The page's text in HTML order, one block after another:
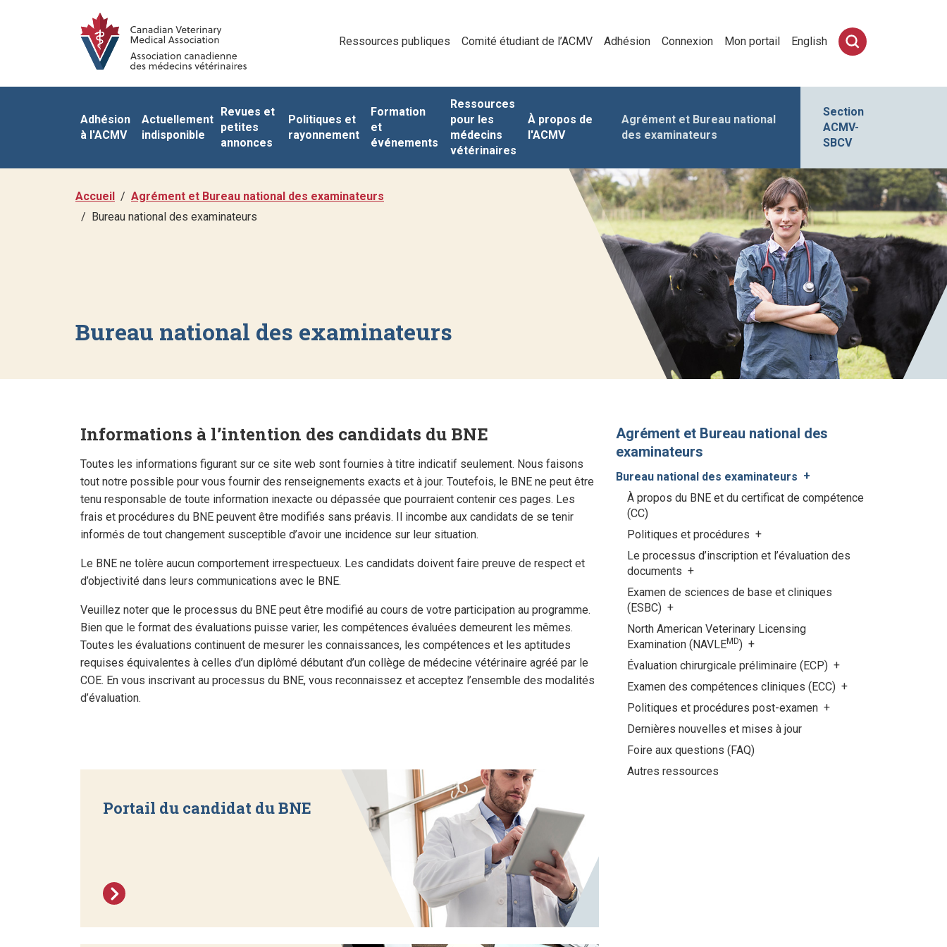
Ressources publiques Comité étudiant de l’ACMV Adhésion Connexion Mon portail English
Adhésion
à l'ACMV
Actuellement
indisponible
Revues et
petites
annonces
Politiques et
rayonnement
Formation
et
événements
Ressources
pour les
médecins
vétérinaires
À propos de
l'ACMV
Agrément et Bureau national
des examinateurs
Section
ACMV-
SBCV
Accueil
Agrément et Bureau national des examinateurs
Bureau national des examinateurs
Bureau national des examinateurs
Informations à l’intention des candidats du BNE
Toutes les informations figurant sur ce site web sont fournies à titre indicatif seulement. Nous faisons
tout notre possible pour vous fournir des renseignements exacts et à jour. Toutefois, le BNE ne peut être
tenu responsable de toute information inexacte ou dépassée que pourraient contenir ces pages. Les
frais et procédures du BNE peuvent être modifiés sans préavis. Il incombe aux candidats de se tenir
informés de tout changement susceptible d’avoir une incidence sur leur situation.
Le BNE ne tolère aucun comportement irrespectueux. Les candidats doivent faire preuve de respect et
d’objectivité dans leurs communications avec le BNE.
Veuillez noter que le processus du BNE peut être modifié au cours de votre participation au programme.
Bien que le format des évaluations puisse varier, les compétences évaluées demeurent les mêmes.
Toutes les évaluations continuent de mesurer les connaissances, les compétences et les aptitudes
requises équivalentes à celles d’un diplômé débutant d’un collège de médecine vétérinaire agréé par le
COE. En vous inscrivant au processus du BNE, vous reconnaissez et acceptez l’ensemble des modalités
d’évaluation.
Portail du candidat du BNE
Agrément et Bureau national des
examinateurs
Bureau national des examinateurs
À propos du BNE et du certificat de compétence
(CC)
Politiques et procédures
Le processus d’inscription et l’évaluation des
documents
Examen de sciences de base et cliniques
(ESBC)
North American Veterinary Licensing
Examination (NAVLEMD)
Évaluation chirurgicale préliminaire (ECP)
Examen des compétences cliniques (ECC)
Politiques et procédures post-examen
Dernières nouvelles et mises à jour
Foire aux questions (FAQ)
Autres ressources